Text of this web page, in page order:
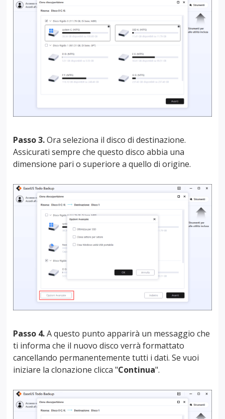
Passo 3.Ora seleziona il disco di destinazione.
Assicurati sempre che questo disco abbia una
dimensione pari o superiore a quello di origine.
Passo 4.A questo punto apparirà un messaggio che
ti informa che il nuovo disco verrà formattato
cancellando permanentemente tutti i dati. Se vuoi
iniziare la clonazione clicca "Continua".